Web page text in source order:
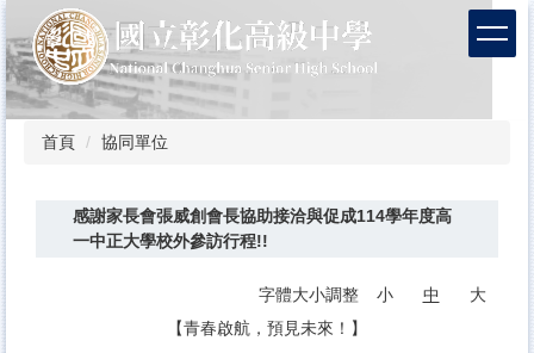
到
主
要
內
首頁 協同單位
感謝家長會張威創會長協助接洽與促成114學年度高
一中正大學校外參訪行程!!
字體大小調整 小 中
大
【青春啟航，預見未來！】